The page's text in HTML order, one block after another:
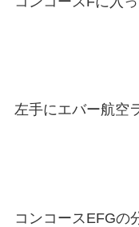
左手にエバー航空
コンコースEFGの